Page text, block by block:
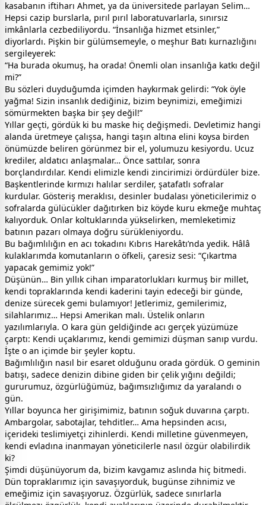
kasabanın iftiharı Ahmet, ya da üniversitede parlayan Selim…
Hepsi cazip burslarla, pırıl pırıl laboratuvarlarla, sınırsız
imkânlarla cezbediliyordu. “İnsanlığa hizmet etsinler,”
diyorlardı. Pişkin bir gülümsemeyle, o meşhur Batı kurnazlığını
sergileyerek:
“Ha burada okumuş, ha orada! Önemli olan insanlığa katkı değil
mi?”
Bu sözleri duyduğumda içimden haykırmak gelirdi: “Yok öyle
yağma! Sizin insanlık dediğiniz, bizim beynimizi, emeğimizi
sömürmekten başka bir şey değil!”
Yıllar geçti, gördük ki bu maske hiç değişmedi. Devletimiz hangi
alanda üretmeye çalışsa, hangi taşın altına elini koysa birden
önümüzde beliren görünmez bir el, yolumuzu kesiyordu. Ucuz
krediler, aldatıcı anlaşmalar… Önce sattılar, sonra
borçlandırdılar. Kendi elimizle kendi zincirimizi ördürdüler bize.
Başkentlerinde kırmızı halılar serdiler, şatafatlı sofralar
kurdular. Gösteriş meraklısı, desinler budalası yöneticilerimiz o
sofralarda gülücükler dağıtırken biz köyde kuru ekmeğe muhtaç
kalıyorduk. Onlar koltuklarında yükselirken, memleketimiz
batının pazarı olmaya doğru sürükleniyordu.
Bu bağımlılığın en acı tokadını Kıbrıs Harekâtı’nda yedik. Hâlâ
kulaklarımda komutanların o öfkeli, çaresiz sesi: “Çıkartma
yapacak gemimiz yok!”
Düşünün… Bin yıllık cihan imparatorlukları kurmuş bir millet,
kendi topraklarında kendi kaderini tayin edeceği bir günde,
denize sürecek gemi bulamıyor! Jetlerimiz, gemilerimiz,
silahlarımız… Hepsi Amerikan malı. Üstelik onların
yazılımlarıyla. O kara gün geldiğinde acı gerçek yüzümüze
çarptı: Kendi uçaklarımız, kendi gemimizi düşman sanıp vurdu.
İşte o an içimde bir şeyler koptu.
Bağımlılığın nasıl bir esaret olduğunu orada gördük. O geminin
batışı, sadece denizin dibine giden bir çelik yığını değildi;
gururumuz, özgürlüğümüz, bağımsızlığımız da yaralandı o
gün.
Yıllar boyunca her girişimimiz, batının soğuk duvarına çarptı.
Ambargolar, sabotajlar, tehditler… Ama hepsinden acısı,
içerideki teslimiyetçi zihinlerdi. Kendi milletine güvenmeyen,
kendi evladına inanmayan yöneticilerle nasıl özgür olabilirdik
ki?
Şimdi düşünüyorum da, bizim kavgamız aslında hiç bitmedi.
Dün topraklarımız için savaşıyorduk, bugünse zihnimiz ve
emeğimiz için savaşıyoruz. Özgürlük, sadece sınırlarla